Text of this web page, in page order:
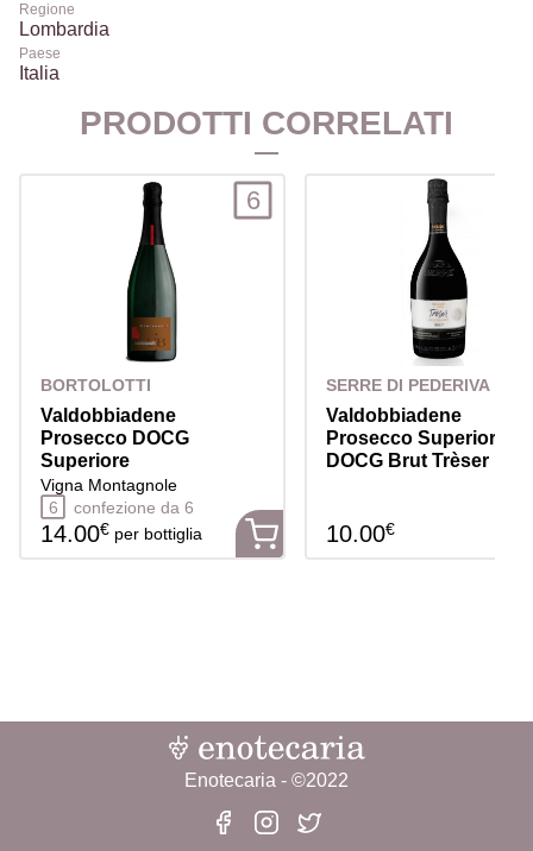
Regione
Lombardia
Paese
Italia
PRODOTTI CORRELATI
BORTOLOTTI
Valdobbiadene
Prosecco DOCG
Superiore
Vigna Montagnole
6
confezione da 6
6
14.00€ per bottiglia
SERRE DI PEDERIVA
Valdobbiadene
Prosecco Superiore
DOCG Brut Trèser
10.00€
Enotecaria - ©2022